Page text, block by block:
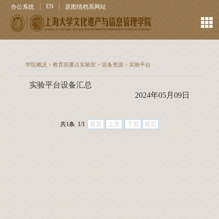
办公系统 EN 原图情档系网站
学院概况 >教育部重点实验室 >设备资源 >实验平台
实验平台设备汇总
2024年05月09日
共1条 1/1 首页 上页 下页 尾页